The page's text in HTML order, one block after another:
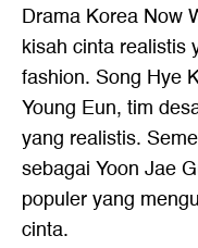
Drama Korea Now
kisah cinta realistis
fashion. Song Hye
Young Eun, tim
yang realistis.
sebagai Yoon Jae
populer yang
cinta.